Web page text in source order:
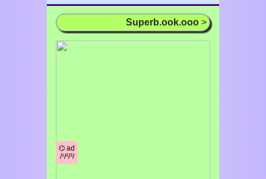
Superb.ook.ooo >
⌬ ad
/¹/²/³/